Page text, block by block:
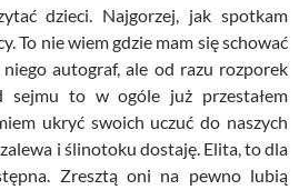
dzieci. Najgorzej, jak spotkam
To nie wiem gdzie mam się schować
niego autograf, ale od razu rozporek
to w ogóle już przestałem
ukryć swoich uczuć do naszych
i ślinotoku dostaję. Elita, to dla
Zresztą oni na pewno lubią